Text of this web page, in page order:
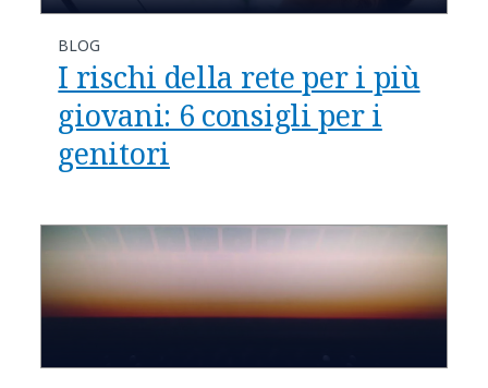
BLOG
I rischi della rete per i più
giovani: 6 consigli per i
genitori